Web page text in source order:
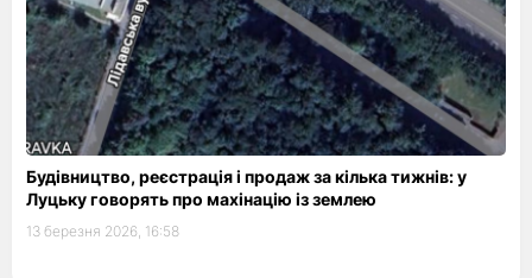
Будівництво, реєстрація і продаж за кілька тижнів: у
Луцьку говорять про махінацію із землею
13 березня 2026, 16:58